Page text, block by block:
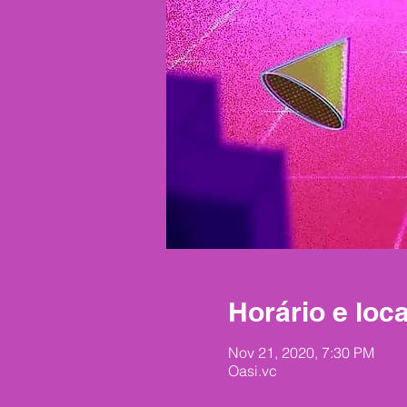
Horário e
Nov 21, 2020, 7:30 PM
Oasi.vc